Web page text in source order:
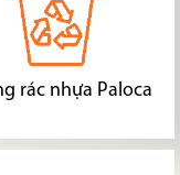
rác nhựa Paloca